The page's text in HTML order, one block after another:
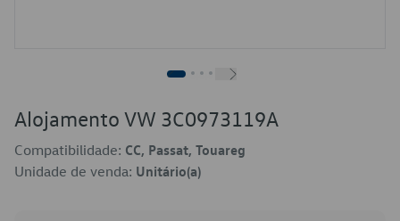
Alojamento VW 3C0973119A
Compatibilidade: CC, Passat, Touareg
Unidade de venda: Unitário(a)